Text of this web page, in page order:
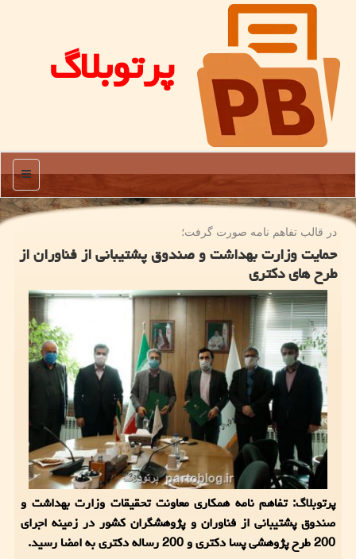
پرتوبلاگ
منو
در قالب تفاهم نامه صورت گرفت؛
حمایت وزارت بهداشت و صندوق پشتیبانی از فناوران از
طرح های دكتری
پرتوبلاگ: تفاهم نامه همکاری معاونت تحقیقات وزارت بهداشت و
صندوق پشتیبانی از فناوران و پژوهشگران کشور در زمینه اجرای
200 طرح پژوهشی پسا دکتری و 200 رساله دکتری به امضا رسید.